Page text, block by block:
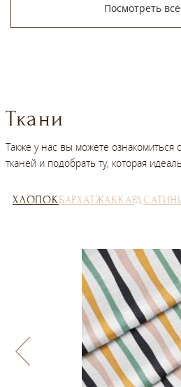
Посмотреть
Ткани
Также у нас вы можете
тканей и подобрать ту, которая
ХЛОПОКБАРХАТЖАККАРДСАТИН